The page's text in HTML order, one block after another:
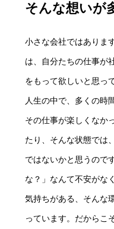
そんな想いが
小さな会社ではありま
は、自分たちの仕事が
をもって欲しいと思っ
人生の中で、多くの時
その仕事が楽しくなか
たり、そんな状態では
ではないかと思うので
な？」なんて不安がな
気持ちがある、そんな
っています。だからこ